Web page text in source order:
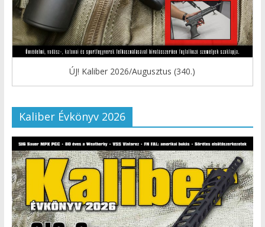
ÚJ! Kaliber 2026/Augusztus (340.)
Kaliber Évkönyv 2026